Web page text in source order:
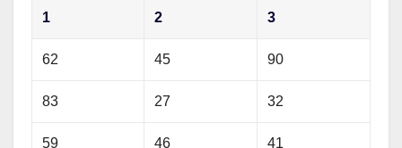
1
2
3
62 45 90
83 27 32
59 46 41